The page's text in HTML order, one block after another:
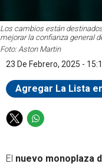
Los cambios están
mejorar la confianza general
Foto: Aston Martin
23 De Febrero, 2025 -
Agregar La Lista
T
t
W
t
El nuevo monoplaza